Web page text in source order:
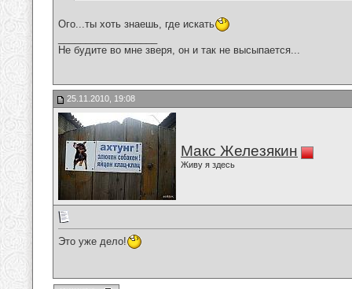
Ого...ты хоть знаешь, где искать
Не будите во мне зверя, он и так не высыпается...
25.11.2010, 19:08
Макс Железякин
Живу я здесь
Это уже дело!